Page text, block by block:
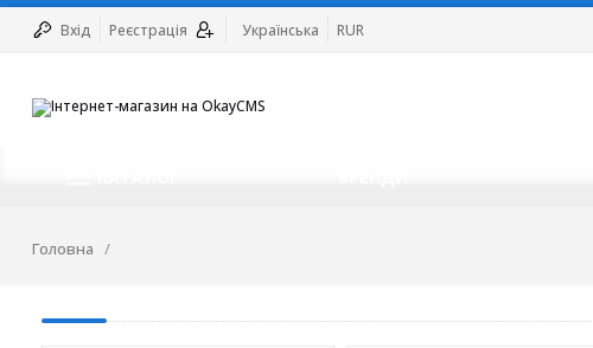
Вхід Реєстрація Українська RUR
Головна